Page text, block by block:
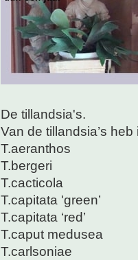
De tillandsia's.
Van de tillandsia’s heb
T.aeranthos
T.bergeri
T.cacticola
T.capitata 'green’
T.capitata ‘red’
T.caput medusea
T.carlsoniae